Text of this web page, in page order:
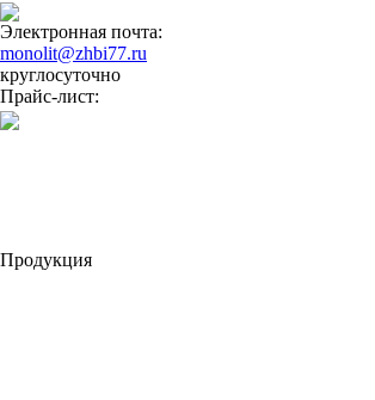
Электронная почта:
monolit@zhbi77.ru
круглосуточно
Прайс-лист:
Продукция